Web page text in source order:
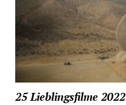
25 Lieblingsfilme 2022